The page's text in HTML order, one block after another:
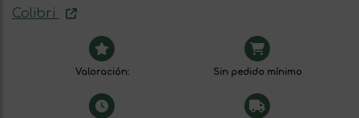
Colibri
Valoración: Sin pedido mínimo